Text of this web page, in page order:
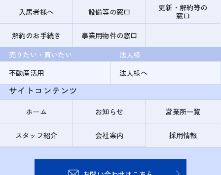
入居者様へ
設備等の窓口
更新・解約等の
窓口
解約のお手続き
事業用物件の窓口
売りたい・買いたい
不動産活用
法人様
法人様へ
サイトコンテンツ
ホーム お知らせ 営業所一覧
スタッフ紹介 会社案内 採用情報